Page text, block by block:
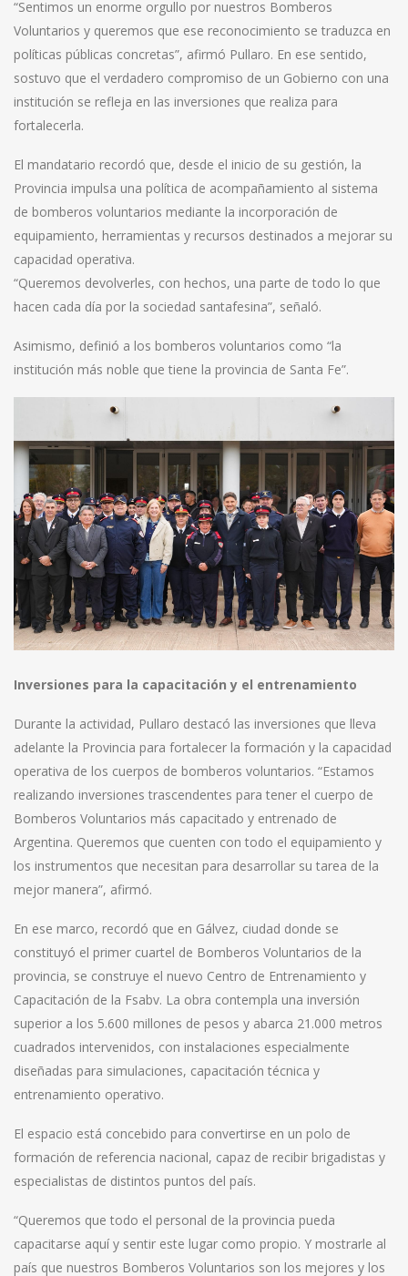
“Sentimos un enorme orgullo por nuestros Bomberos
Voluntarios y queremos que ese reconocimiento se traduzca en
políticas públicas concretas”, afirmó Pullaro. En ese sentido,
sostuvo que el verdadero compromiso de un Gobierno con una
institución se refleja en las inversiones que realiza para
fortalecerla.
El mandatario recordó que, desde el inicio de su gestión, la
Provincia impulsa una política de acompañamiento al sistema
de bomberos voluntarios mediante la incorporación de
equipamiento, herramientas y recursos destinados a mejorar su
capacidad operativa.
“Queremos devolverles, con hechos, una parte de todo lo que
hacen cada día por la sociedad santafesina”, señaló.
Asimismo, definió a los bomberos voluntarios como “la
institución más noble que tiene la provincia de Santa Fe”.
Inversiones para la capacitación y el entrenamiento
Durante la actividad, Pullaro destacó las inversiones que lleva
adelante la Provincia para fortalecer la formación y la capacidad
operativa de los cuerpos de bomberos voluntarios. “Estamos
realizando inversiones trascendentes para tener el cuerpo de
Bomberos Voluntarios más capacitado y entrenado de
Argentina. Queremos que cuenten con todo el equipamiento y
los instrumentos que necesitan para desarrollar su tarea de la
mejor manera”, afirmó.
En ese marco, recordó que en Gálvez, ciudad donde se
constituyó el primer cuartel de Bomberos Voluntarios de la
provincia, se construye el nuevo Centro de Entrenamiento y
Capacitación de la Fsabv. La obra contempla una inversión
superior a los 5.600 millones de pesos y abarca 21.000 metros
cuadrados intervenidos, con instalaciones especialmente
diseñadas para simulaciones, capacitación técnica y
entrenamiento operativo.
El espacio está concebido para convertirse en un polo de
formación de referencia nacional, capaz de recibir brigadistas y
especialistas de distintos puntos del país.
“Queremos que todo el personal de la provincia pueda
capacitarse aquí y sentir este lugar como propio. Y mostrarle al
país que nuestros Bomberos Voluntarios son los mejores y los